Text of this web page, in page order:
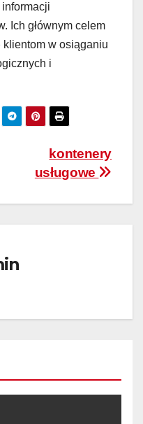
Ich głównym celem
w osiąganiu
i
kontenery
usługowe